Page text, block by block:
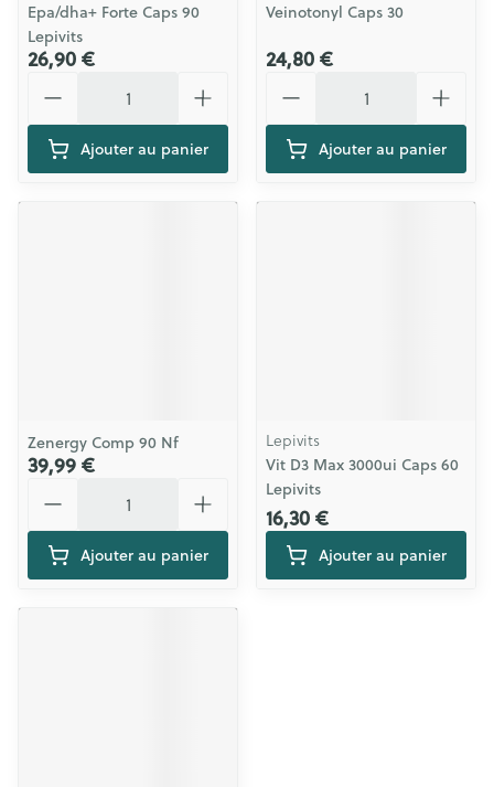
Epa/dha+ Forte Caps 90
Lepivits
26,90 €
Ajouter au panier
Veinotonyl Caps 30
24,80 €
Ajouter au panier
Zenergy Comp 90 Nf
39,99 €
Ajouter au panier
Lepivits
Vit D3 Max 3000ui Caps 60
Lepivits
16,30 €
Ajouter au panier